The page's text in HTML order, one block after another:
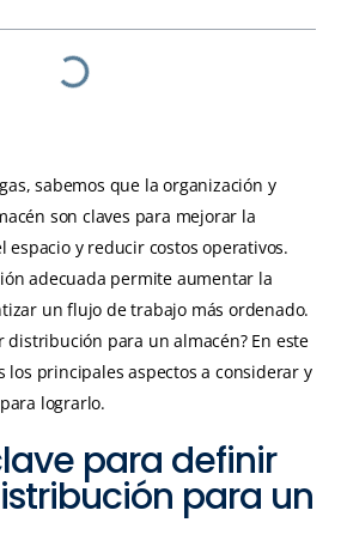
sabemos que la organización y
son claves para mejorar la
espacio y reducir costos operativos.
adecuada permite aumentar la
un flujo de trabajo más ordenado.
distribución para un almacén? En este
los principales aspectos a considerar y
lograrlo.
para definir
para un